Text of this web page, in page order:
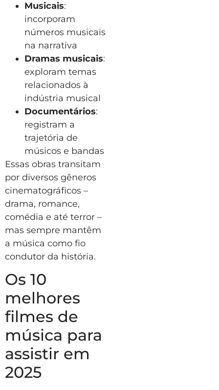
Musicais:
incorporam
números musicais
na narrativa
Dramas musicais:
exploram temas
relacionados à
indústria musical
Documentários:
registram a
trajetória de
músicos e bandas
Essas obras transitam
por diversos gêneros
cinematográficos –
drama, romance,
comédia e até terror –
mas sempre mantêm
a música como fio
condutor da história.
Os 10
melhores
filmes de
música para
assistir em
2025